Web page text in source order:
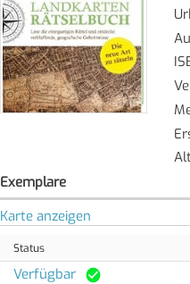
Exemplare
Karte anzeigen
Status
Verfügbar